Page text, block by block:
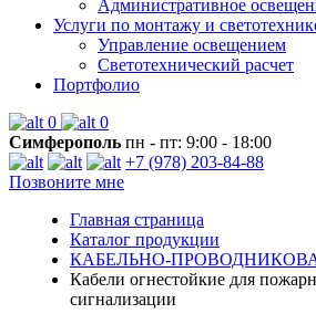
Административное
Услуги по монтажу и
Управление освещением
Светотехнический расчет
Портфолио
0
0
Симферополь пн - пт: 9:00 - 18:00
+7 (978) 203-84-88
Позвоните мне
Главная страница
Каталог продукции
КАБЕЛЬНО-
Кабели огнестойкие для
сигнализации